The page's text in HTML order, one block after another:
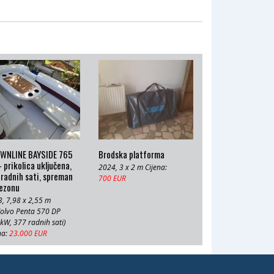
BAYSIDE 765
prikolica uključena,
sati, spreman
7,98 x 2,55 m
Penta 570 DP
377 radnih sati)
23.000 EUR
Brodska platforma
2024, 3 x 2 m Cijena:
700 EUR